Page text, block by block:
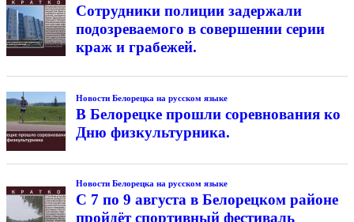
Сотрудники полиции задержали
подозреваемого в совершении серии
краж и грабежей.
Новости Белорецка на русском языке
В Белорецке прошли соревнования ко
Дню физкультурника.
Новости Белорецка на русском языке
С 7 по 9 августа в Белорецком районе
пройдёт спортивный фестиваль